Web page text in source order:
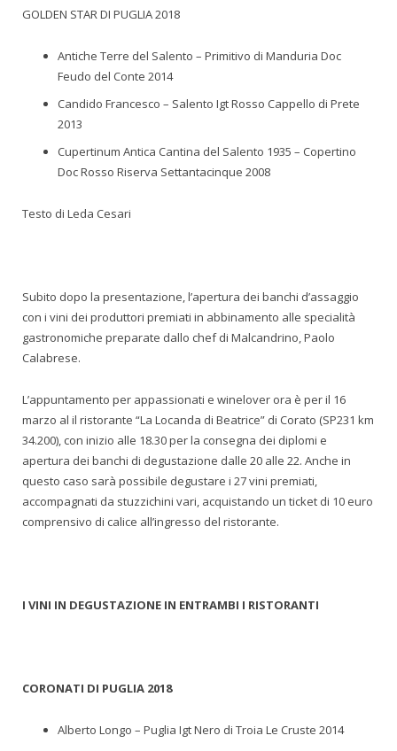
GOLDEN STAR DI PUGLIA 2018
Antiche Terre del Salento – Primitivo di Manduria Doc
Feudo del Conte 2014
Candido Francesco – Salento Igt Rosso Cappello di Prete
2013
Cupertinum Antica Cantina del Salento 1935 – Copertino
Doc Rosso Riserva Settantacinque 2008
Testo di Leda Cesari
Subito dopo la presentazione, l’apertura dei banchi d’assaggio
con i vini dei produttori premiati in abbinamento alle specialità
gastronomiche preparate dallo chef di Malcandrino, Paolo
Calabrese.
L’appuntamento per appassionati e winelover ora è per il 16
marzo al il ristorante “La Locanda di Beatrice” di Corato (SP231 km
34.200), con inizio alle 18.30 per la consegna dei diplomi e
apertura dei banchi di degustazione dalle 20 alle 22. Anche in
questo caso sarà possibile degustare i 27 vini premiati,
accompagnati da stuzzichini vari, acquistando un ticket di 10 euro
comprensivo di calice all’ingresso del ristorante.
I VINI IN DEGUSTAZIONE IN ENTRAMBI I RISTORANTI
CORONATI DI PUGLIA 2018
Alberto Longo – Puglia Igt Nero di Troia Le Cruste 2014